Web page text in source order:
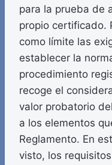
para la prueba de
propio certificado.
como límite las
establecer la
procedimiento
recoge el
valor probatorio
a los elementos
Reglamento. En
visto, los